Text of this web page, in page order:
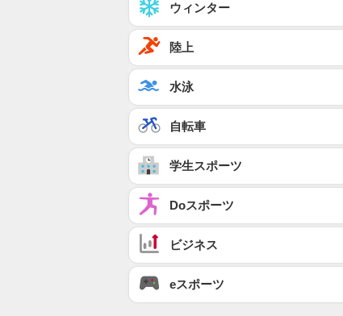
ウィンター
陸上
水泳
自転車
学生スポーツ
Doスポーツ
ビジネス
eスポーツ